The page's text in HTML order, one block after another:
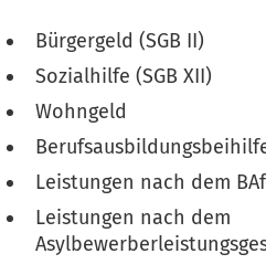
Bürgergeld (SGB II)
Sozialhilfe (SGB XII)
Wohngeld
Leistungen nach dem
Leistungen nach dem